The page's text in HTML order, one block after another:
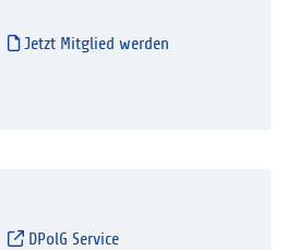
Jetzt Mitglied werden
DPolG Service